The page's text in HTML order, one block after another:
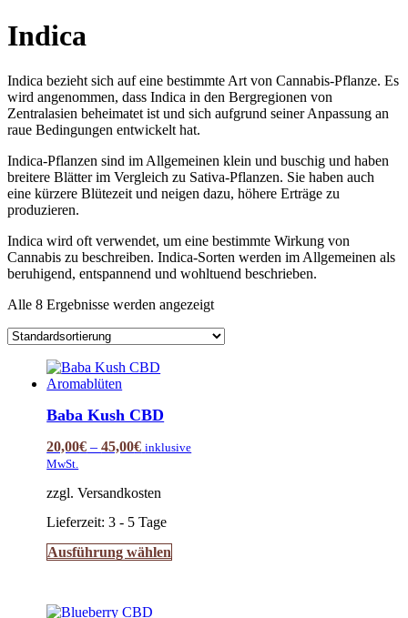
Indica
Indica bezieht sich auf eine bestimmte Art von Cannabis-Pflanze. Es
wird angenommen, dass Indica in den Bergregionen von
Zentralasien beheimatet ist und sich aufgrund seiner Anpassung an
raue Bedingungen entwickelt hat.
Indica-Pflanzen sind im Allgemeinen klein und buschig und haben
breitere Blätter im Vergleich zu Sativa-Pflanzen. Sie haben auch
eine kürzere Blütezeit und neigen dazu, höhere Erträge zu
produzieren.
Indica wird oft verwendet, um eine bestimmte Wirkung von
Cannabis zu beschreiben. Indica-Sorten werden im Allgemeinen als
beruhigend, entspannend und wohltuend beschrieben.
Alle 8 Ergebnisse werden angezeigt
Baba Kush CBD
20,00€ –45,00€ inklusive
MwSt.
zzgl. Versandkosten
Lieferzeit:3 - 5 Tage
Ausführung wählen